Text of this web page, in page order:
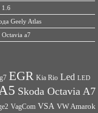
Geely Atlas
a7
EGR Kia Rio Led LED
Skoda Octavia A7
VagCom VSA VW Amarok